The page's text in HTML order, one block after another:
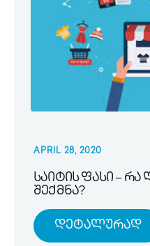
APRIL 28, 2020
საიტის ფასი – რა
შექმნა?
Დეტალურად